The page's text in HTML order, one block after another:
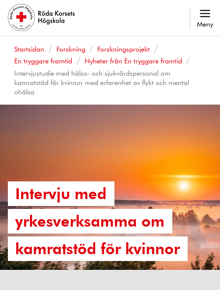
Meny
Startsidan Forskning
Forskningsprojekt
En tryggare framtid
Nyheter från En tryggare framtid
Intervjustudie med hälso- och sjukvårdspersonal om
kamratstöd för kvinnor med erfarenhet av flykt och mental
ohälsa
Intervju med
yrkesverksamma om
kamratstöd för kvinnor